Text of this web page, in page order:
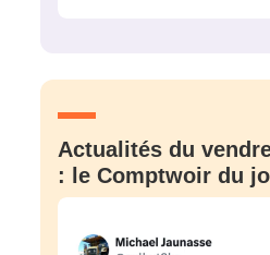
Actualités du
: le Comptwoir du